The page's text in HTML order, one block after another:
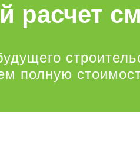
расчет
полную